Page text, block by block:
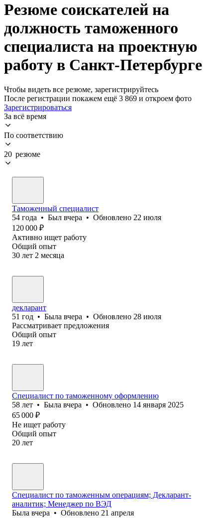
Резюме соискателей на
должность таможенного
специалиста на проектную
работу в Санкт-Петербурге
Чтобы видеть все резюме, зарегистрируйтесь
После регистрации покажем ещё 3 869 и откроем фото
Зарегистрироваться
За всё время
По соответствию
20 резюме
Таможенный специалист
54 года • Был вчера • Обновлено 22 июля
120 000 ₽
Активно ищет работу
Общий опыт
30 лет 2 месяца
декларант
51 год • Была вчера • Обновлено 28 июля
Рассматривает предложения
Общий опыт
19 лет
Специалист по таможенному оформлению
58 лет • Была вчера • Обновлено 14 января 2025
65 000 ₽
Не ищет работу
Общий опыт
20 лет
Специалист по таможенным операциям; Декларант-
аналитик; Менеджер по ВЭД
Была вчера • Обновлено 21 апреля